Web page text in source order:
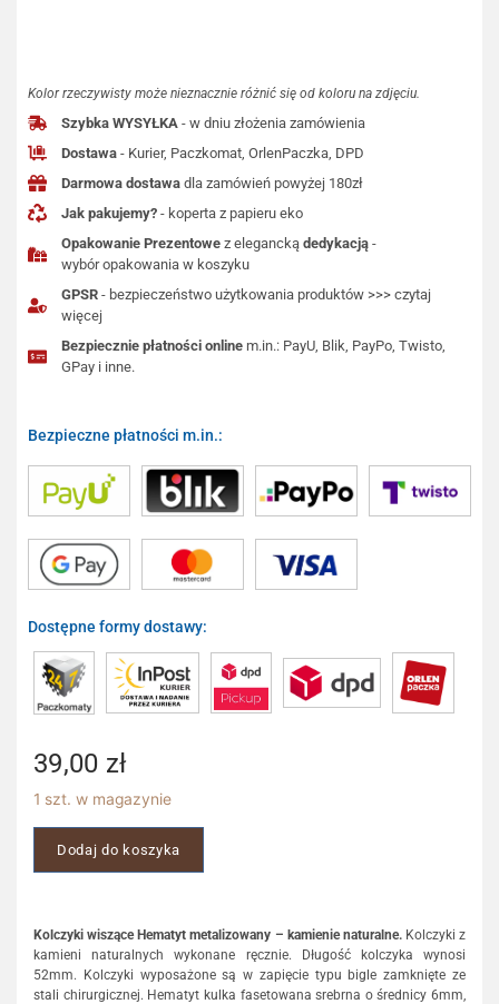
Kolor rzeczywisty może nieznacznie różnić się od koloru na zdjęciu.
Szybka WYSYŁKA - w dniu złożenia zamówienia
Dostawa - Kurier, Paczkomat, OrlenPaczka, DPD
Darmowa dostawa dla zamówień powyżej 180zł
Jak pakujemy? - koperta z papieru eko
Opakowanie Prezentowe z eleganckądedykacją -
wybór opakowania w koszyku
GPSR - bezpieczeństwo użytkowania produktów >>> czytaj
więcej
Bezpiecznie płatności online m.in.: PayU, Blik, PayPo, Twisto,
GPay i inne.
Bezpieczne płatności m.in.:
Dostępne formy dostawy:
39,00 zł
1 szt. w magazynie
Dodaj do koszyka
Kolczyki wiszące Hematyt metalizowany – kamienie naturalne.Kolczyki z
kamieni naturalnych wykonane ręcznie. Długość kolczyka wynosi
52mm. Kolczyki wyposażone są w zapięcie typu bigle zamknięte ze
stali chirurgicznej. Hematyt kulka fasetowana srebrna o średnicy 6mm,